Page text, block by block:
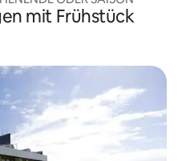
mit Frühstück